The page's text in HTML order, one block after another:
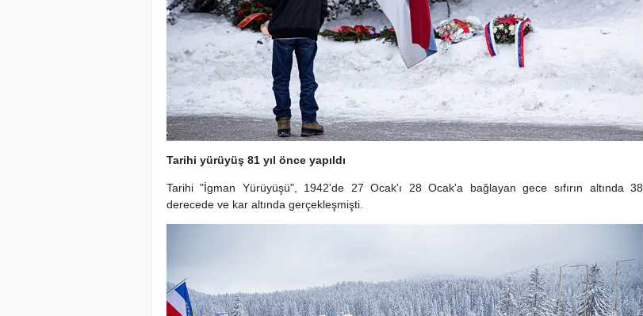
Tarihi yürüyüş 81 yıl önce yapıldı
Tarihi "İgman Yürüyüşü", 1942'de 27 Ocak'ı 28 Ocak'a bağlayan gece sıfırın altında 38
derecede ve kar altında gerçekleşmişti.